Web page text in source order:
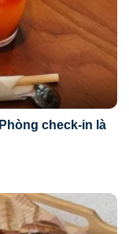
check-in là